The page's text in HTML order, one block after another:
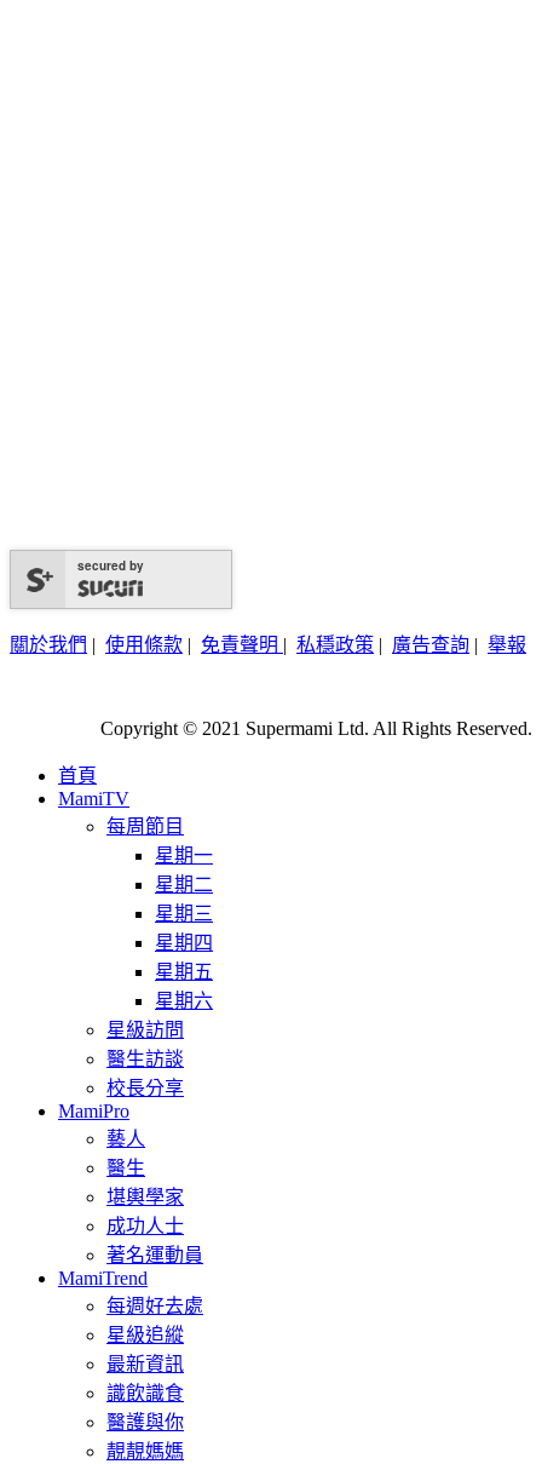
secured by
關於我們 | 使用條款 | 免責聲明 | 私穩政策 | 廣告查詢 | 舉報
Copyright © 2021 Supermami Ltd. All Rights Reserved.
首頁
MamiTV
每周節目
星期一
星期二
星期三
星期四
星期五
星期六
星級訪問
醫生訪談
校長分享
MamiPro
藝人
醫生
堪輿學家
成功人士
著名運動員
MamiTrend
每週好去處
星級追縱
最新資訊
識飲識食
醫護與你
靚靚媽媽